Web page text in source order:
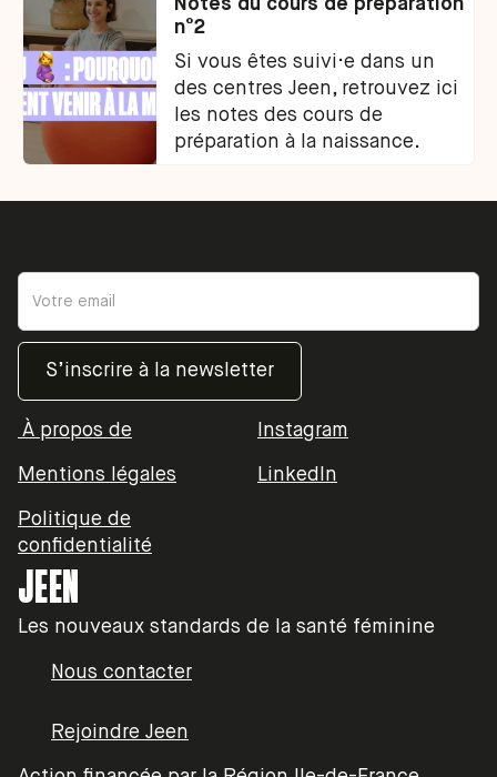
Notes du cours de préparation
n°2
Si vous êtes suivi·e dans un
des centres Jeen, retrouvez ici
les notes des cours de
préparation à la naissance.
JEEN
Les nouveaux standards de la santé féminine
Nous contacter
Rejoindre Jeen
À propos de Instagram
Mentions légales LinkedIn
Politique de
confidentialité